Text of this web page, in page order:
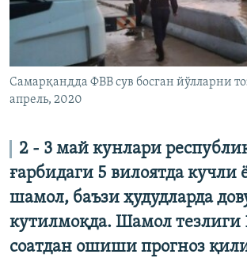
Самарқандда ФВВ сув босган йўлларни
апрель, 2020
2 - 3 май кунлари
ғарбидаги 5 вилоятда кучли
шамол, баъзи ҳудудларда
кутилмоқда. Шамол
соатдан ошиши прогноз